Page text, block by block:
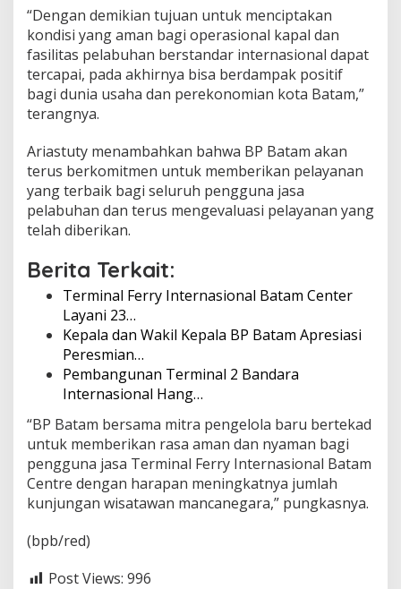
P
F
“Dengan demikian tujuan untuk menciptakan
kondisi yang aman bagi operasional kapal dan
fasilitas pelabuhan berstandar internasional dapat
tercapai, pada akhirnya bisa berdampak positif
bagi dunia usaha dan perekonomian kota Batam,”
terangnya.
Ariastuty menambahkan bahwa BP Batam akan
terus berkomitmen untuk memberikan pelayanan
yang terbaik bagi seluruh pengguna jasa
pelabuhan dan terus mengevaluasi pelayanan yang
telah diberikan.
Berita Terkait:
Terminal Ferry Internasional Batam Center
Layani 23…
Kepala dan Wakil Kepala BP Batam Apresiasi
Peresmian…
Pembangunan Terminal 2 Bandara
Internasional Hang…
“BP Batam bersama mitra pengelola baru bertekad
untuk memberikan rasa aman dan nyaman bagi
pengguna jasa Terminal Ferry Internasional Batam
Centre dengan harapan meningkatnya jumlah
kunjungan wisatawan mancanegara,” pungkasnya.
(bpb/red)
Post Views: 996